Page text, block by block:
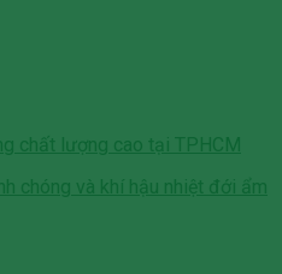
chất lượng cao tại TPHCM
chóng và khí hậu nhiệt đới ẩm